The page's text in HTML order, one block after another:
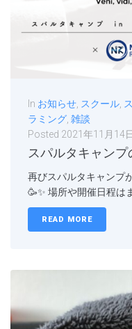
In お知らせ, スクール,
ラミング, 雑談
Posted 2021年11月14日
スパルタキャンプ
再びスパルタキャンプ
🥳✨ 場所や開催日程は
READ MORE